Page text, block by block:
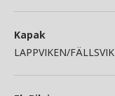
Kapak
LAPPVIKEN/FÄLLSVIK